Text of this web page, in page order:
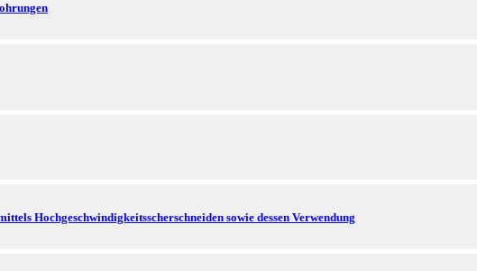
Hochgeschwindigkeitsscherschneiden sowie dessen Verwendung